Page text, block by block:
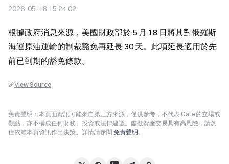
2026-05-18 15:24:02
根據政府消息來源，美國財政部於 5 月 18 日將其對俄羅斯
海運原油運輸的制裁豁免再延長 30 天。此項延長適用於先
前已到期的豁免條款。
View Source
免責聲明：本頁面資訊可能來自第三方來源，僅供參考，不代表 Gate 的立場或
觀點，亦不構成任何財務、投資或法律建議。虛擬資產交易具有高風險，請勿
僅依賴本頁資訊作出決策。詳情請參閱 免責聲明。